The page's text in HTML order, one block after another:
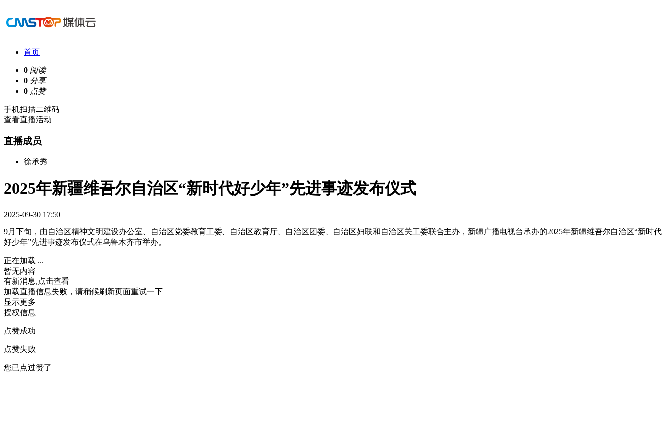
首页
0 阅读
0 分享
0 点赞
手机扫描二维码
查看直播活动
直播成员
徐承秀
2025年新疆维吾尔自治区“新时代好少年”先进事迹发布仪式
2025-09-30 17:50
9月下旬，由自治区精神文明建设办公室、自治区党委教育工委、自治区教育厅、自治区团委、自治区妇联和自治区关工委联合主办，新疆广播电视台承办的2025年新疆维吾尔自治区“新时代
好少年”先进事迹发布仪式在乌鲁木齐市举办。
正在加载 ...
暂无内容
有新消息,点击查看
加载直播信息失败，请稍候刷新页面重试一下
显示更多
授权信息
点赞成功
点赞失败
您已点过赞了